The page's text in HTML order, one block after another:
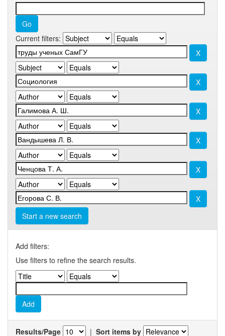
Current filters:
Start a new search
Add filters:
Use filters to refine the search results.
Results/Page | Sort items by